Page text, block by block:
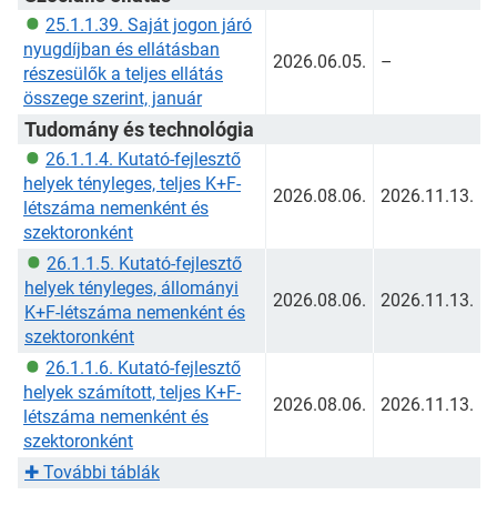
25.1.1.39. Saját jogon járó
nyugdíjban és ellátásban
részesülők a teljes ellátás
összege szerint, január
2026.06.05. –
Tudomány és technológia
26.1.1.4. Kutató-fejlesztő
helyek tényleges, teljes K+F-
létszáma nemenként és
szektoronként
2026.08.06. 2026.11.13.
26.1.1.5. Kutató-fejlesztő
helyek tényleges, állományi
K+F-létszáma nemenként és
szektoronként
2026.08.06. 2026.11.13.
26.1.1.6. Kutató-fejlesztő
helyek számított, teljes K+F-
létszáma nemenként és
szektoronként
2026.08.06. 2026.11.13.
✚ További táblák